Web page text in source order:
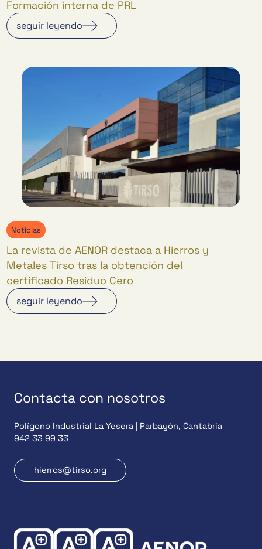
Formación interna de PRL
seguir leyendo
Noticias
La revista de AENOR destaca a Hierros y
Metales Tirso tras la obtención del
certificado Residuo Cero
seguir leyendo
Contacta con nosotros
Polígono Industrial La Yesera | Parbayón, Cantabria
942 33 99 33
hierros@tirso.org